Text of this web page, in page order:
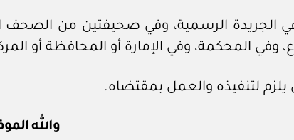
الجريدة الرسمية، وفي صحيفتين من الصحف
المحكمة، وفي الإمارة أو المحافظة أو
يلزم لتنفيذه والعمل بمقتضاه.
والله